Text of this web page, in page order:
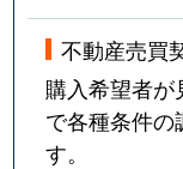
不動産売買
購入希望者
で各種条件の
す。